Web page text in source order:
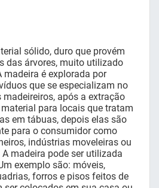
sólido, duro que provém
das árvores, muito utilizado
madeira é explorada por
que se especializam no
madeireiros, após a extração
para locais que tratam
em tábuas, depois elas são
para o consumidor como
indústrias moveleiras ou
A madeira pode ser utilizada
exemplo são: móveis,
forros e pisos feitos de